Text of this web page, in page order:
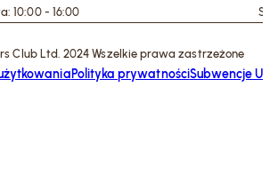
10:00 - 16:00
Club Ltd. 2024 Wszelkie prawa zastrzeżone
Polityka prywatnościSubwencje UE